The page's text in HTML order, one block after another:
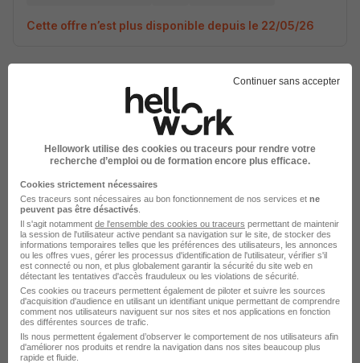
Cette offre n’est plus disponible depuis le 22/05/26
Electricien - Electricienne - Agent de
Maintenance Générale H/F
Region Grand est
Vitry-le-François - 51 CDD Temps partiel
Cette offre n’est plus disponible depuis le 22/05/26
Continuer sans accepter
Hellowork utilise des cookies ou traceurs pour rendre votre
recherche d’emploi ou de formation encore plus efficace.
Cookies strictement nécessaires
Ces traceurs sont nécessaires au bon fonctionnement de nos services et ne
peuvent pas être désactivés
Il s'agit notamment de l'ensemble des cookies ou traceurs permettant de maintenir
la session de l'utilisateur active pendant sa navigation sur le site, de stocker des
informations temporaires telles que les préférences des utilisateurs, les annonces
ou les offres vues, gérer les processus d'identification de l'utilisateur, vérifier s'il
est connecté ou non, et plus globalement garantir la sécurité du site web en
détectant les tentatives d'accès frauduleux ou les violations de sécurité.
Ces cookies ou traceurs permettent également de piloter et suivre les sources
d'acquisition d'audience en utilisant un identifiant unique permettant de comprendre
comment nos utilisateurs naviguent sur nos sites et nos applications en fonction
des différentes sources de trafic.
Ils nous permettent également d’observer le comportement de nos utilisateurs afin
d'améliorer nos produits et rendre la navigation dans nos sites beaucoup plus
rapide et fluide.